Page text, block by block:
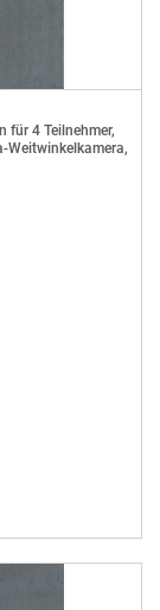
für 4 Teilnehmer,
Weitwinkelkamera,